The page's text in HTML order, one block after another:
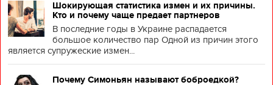
Шокирующая статистика измен и их причины.
Кто и почему чаще предает партнеров
В последние годы в Украине распадается
большое количество пар Одной из причин этого
является супружеские измен...
Почему Симоньян называют боброедкой?